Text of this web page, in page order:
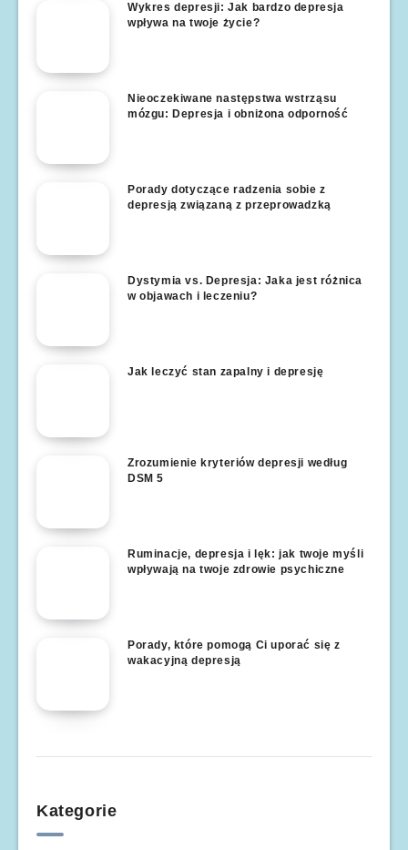
Wykres depresji: Jak bardzo depresja
wpływa na twoje życie?
Nieoczekiwane następstwa wstrząsu
mózgu: Depresja i obniżona odporność
Porady dotyczące radzenia sobie z
depresją związaną z przeprowadzką
Dystymia vs. Depresja: Jaka jest różnica
w objawach i leczeniu?
Jak leczyć stan zapalny i depresję
Zrozumienie kryteriów depresji według
DSM 5
Ruminacje, depresja i lęk: jak twoje myśli
wpływają na twoje zdrowie psychiczne
Porady, które pomogą Ci uporać się z
wakacyjną depresją
Kategorie